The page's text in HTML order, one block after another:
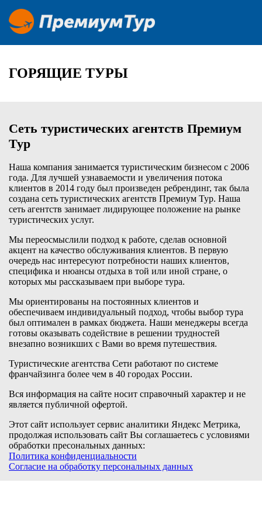
ГОРЯЩИЕ ТУРЫ
Сеть туристических агентств Премиум
Тур
Наша компания занимается туристическим бизнесом с 2006
года. Для лучшей узнаваемости и увеличения потока
клиентов в 2014 году был произведен ребрендинг, так была
создана сеть туристических агентств Премиум Тур. Наша
сеть агентств занимает лидирующее положение на рынке
туристических услуг.
Мы переосмыслили подход к работе, сделав основной
акцент на качество обслуживания клиентов. В первую
очередь нас интересуют потребности наших клиентов,
специфика и нюансы отдыха в той или иной стране, о
которых мы рассказываем при выборе тура.
Мы ориентированы на постоянных клиентов и
обеспечиваем индивидуальный подход, чтобы выбор тура
был оптимален в рамках бюджета. Наши менеджеры всегда
готовы оказывать содействие в решении трудностей
внезапно возникших с Вами во время путешествия.
Туристические агентства Сети работают по системе
франчайзинга более чем в 40 городах России.
Вся информация на сайте носит справочный характер и не
является публичной офертой.
Этот сайт использует сервис аналитики Яндекс Метрика,
продолжая использовать сайт Вы соглашаетесь с условиями
обработки пресональных данных:
Политика конфиденциальности
Согласие на обработку персональных данных